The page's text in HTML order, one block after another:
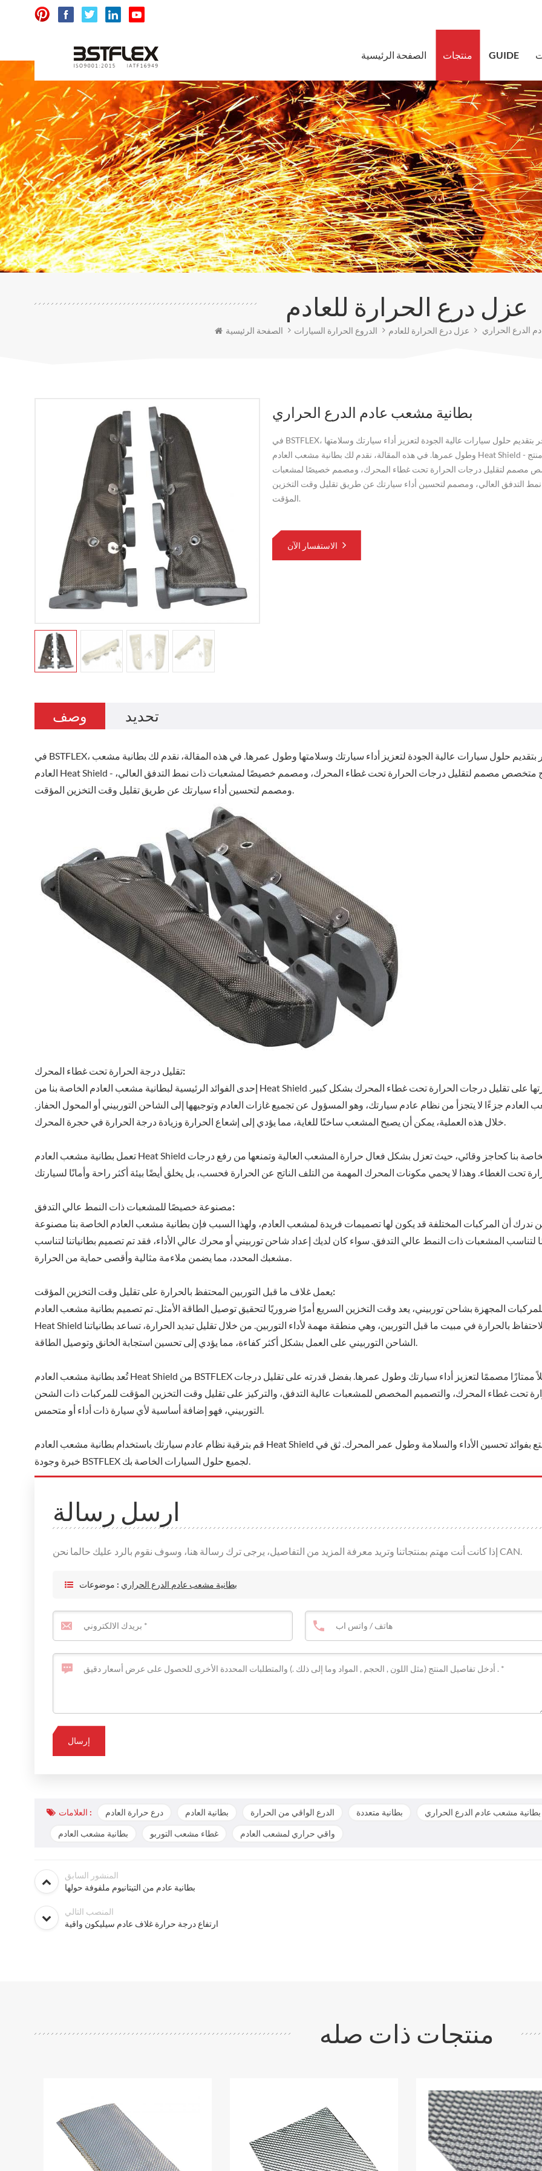
الصفحة الرئيسية منتجات GUIDE
عزل درع الحرارة للعادم
الصفحة الرئيسية الدروع الحرارة السيارات عزل درع الحرارة للعادم الدرع الحراري
بطانية مشعب عادم الدرع الحراري
في BSTFLEX، نفخر بتقديم حلول سيارات عالية الجودة لتعزيز أداء سيارتك وسلامتها
وطول عمرها. في هذه المقالة، نقدم لك بطانية مشعب العادم Heat Shield - وهو منتج
مصمم لتقليل درجات الحرارة تحت غطاء المحرك، ومصمم خصيصًا لمشعبات
التدفق العالي، ومصمم لتحسين أداء سيارتك عن طريق تقليل وقت التخزين
المؤقت.
وصف تحديد
في BSTFLEX، نفخر بتقديم حلول سيارات عالية الجودة لتعزيز أداء سيارتك وسلامتها وطول عمرها. في هذه المقالة، نقدم لك بطانية مشعب
العادم Heat Shield - منتج متخصص مصمم لتقليل درجات الحرارة تحت غطاء المحرك، ومصمم خصيصًا لمشعبات ذات نمط التدفق العالي،
ومصمم لتحسين أداء سيارتك عن طريق تقليل وقت التخزين المؤقت.
تقليل درجة الحرارة تحت غطاء المحرك:
إحدى الفوائد الرئيسية لبطانية مشعب العادم الخاصة بنا من Heat Shield هي قدرتها على تقليل درجات الحرارة تحت غطاء المحرك بشكل كبير.
العادم جزءًا لا يتجزأ من نظام عادم سيارتك، وهو المسؤول عن تجميع غازات العادم وتوجيهها إلى الشاحن التوربيني أو المحول الحفاز.
خلال هذه العملية، يمكن أن يصبح المشعب ساخنًا للغاية، مما يؤدي إلى إشعاع الحرارة وزيادة درجة الحرارة في حجرة المحرك.
تعمل بطانية مشعب العادم Heat Shield الخاصة بنا كحاجز وقائي، حيث تعزل بشكل فعال حرارة المشعب العالية وتمنعها من رفع درجات
مصنوعة خصيصًا للمشعبات ذات النمط عالي التدفق:
ندرك أن المركبات المختلفة قد يكون لها تصميمات فريدة لمشعب العادم، ولهذا السبب فإن بطانية مشعب العادم الخاصة بنا مصنوعة
المشعبات ذات النمط عالي التدفق. سواء كان لديك إعداد شاحن توربيني أو محرك عالي الأداء، فقد تم تصميم بطانياتنا لتناسب
مشعبك المحدد، مما يضمن ملاءمة مثالية وأقصى حماية من الحرارة.
يعمل غلاف ما قبل التوربين المحتفظ بالحرارة على تقليل وقت التخزين المؤقت:
المجهزة بشاحن توربيني، يعد وقت التخزين السريع أمرًا ضروريًا لتحقيق توصيل الطاقة الأمثل. تم تصميم بطانية مشعب العادم
Heat Shield للاحتفاظ بالحرارة في مبيت ما قبل التوربين، وهي منطقة مهمة لأداء التوربين. من خلال تقليل تبديد الحرارة، تساعد بطانياتنا
الشاحن التوربيني على العمل بشكل أكثر كفاءة، مما يؤدي إلى تحسين استجابة الخانق وتوصيل الطاقة.
تُعد بطانية مشعب العادم Heat Shield من BSTFLEX حلاً ممتازًا مصممًا لتعزيز أداء سيارتك وطول عمرها. بفضل قدرته على تقليل درجات
تحت غطاء المحرك، والتصميم المخصص للمشعبات عالية التدفق، والتركيز على تقليل وقت التخزين المؤقت للمركبات ذات الشحن
التوربيني، فهو إضافة أساسية لأي سيارة ذات أداء أو متحمس.
قم بترقية نظام عادم سيارتك باستخدام بطانية مشعب العادم Heat Shield واستمتع بفوائد تحسين الأداء والسلامة وطول عمر المحرك. ثق في
خبرة وجودة BSTFLEX لجميع حلول السيارات الخاصة بك.
ارسل رسالة
إذا كانت أنت مهتم بمنتجاتنا وتريد معرفة المزيد من التفاصيل، يرجى ترك رسالة هنا، وسوف نقوم بالرد عليك حالما نحن CAN.
موضوعات : بطانية مشعب عادم الدرع الحراري
العلامات : درع حرارة العادم بطانية العادم الدرع الواقي من الحرارة بطانية متعددة بطانية مشعب عادم الدرع الحراري
بطانية مشعب العادم غطاء مشعب التوربو واقي حراري لمشعب العادم
المنشور السابق
بطانية عادم من التيتانيوم ملفوفة حولها
المنصب التالي
ارتفاع درجة حرارة غلاف عادم سيليكون واقية
منتجات ذات صله